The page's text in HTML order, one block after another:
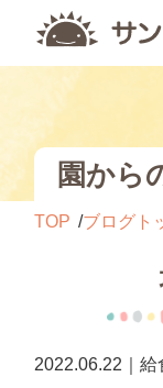
園から
TOP ブログト
2022.06.22｜